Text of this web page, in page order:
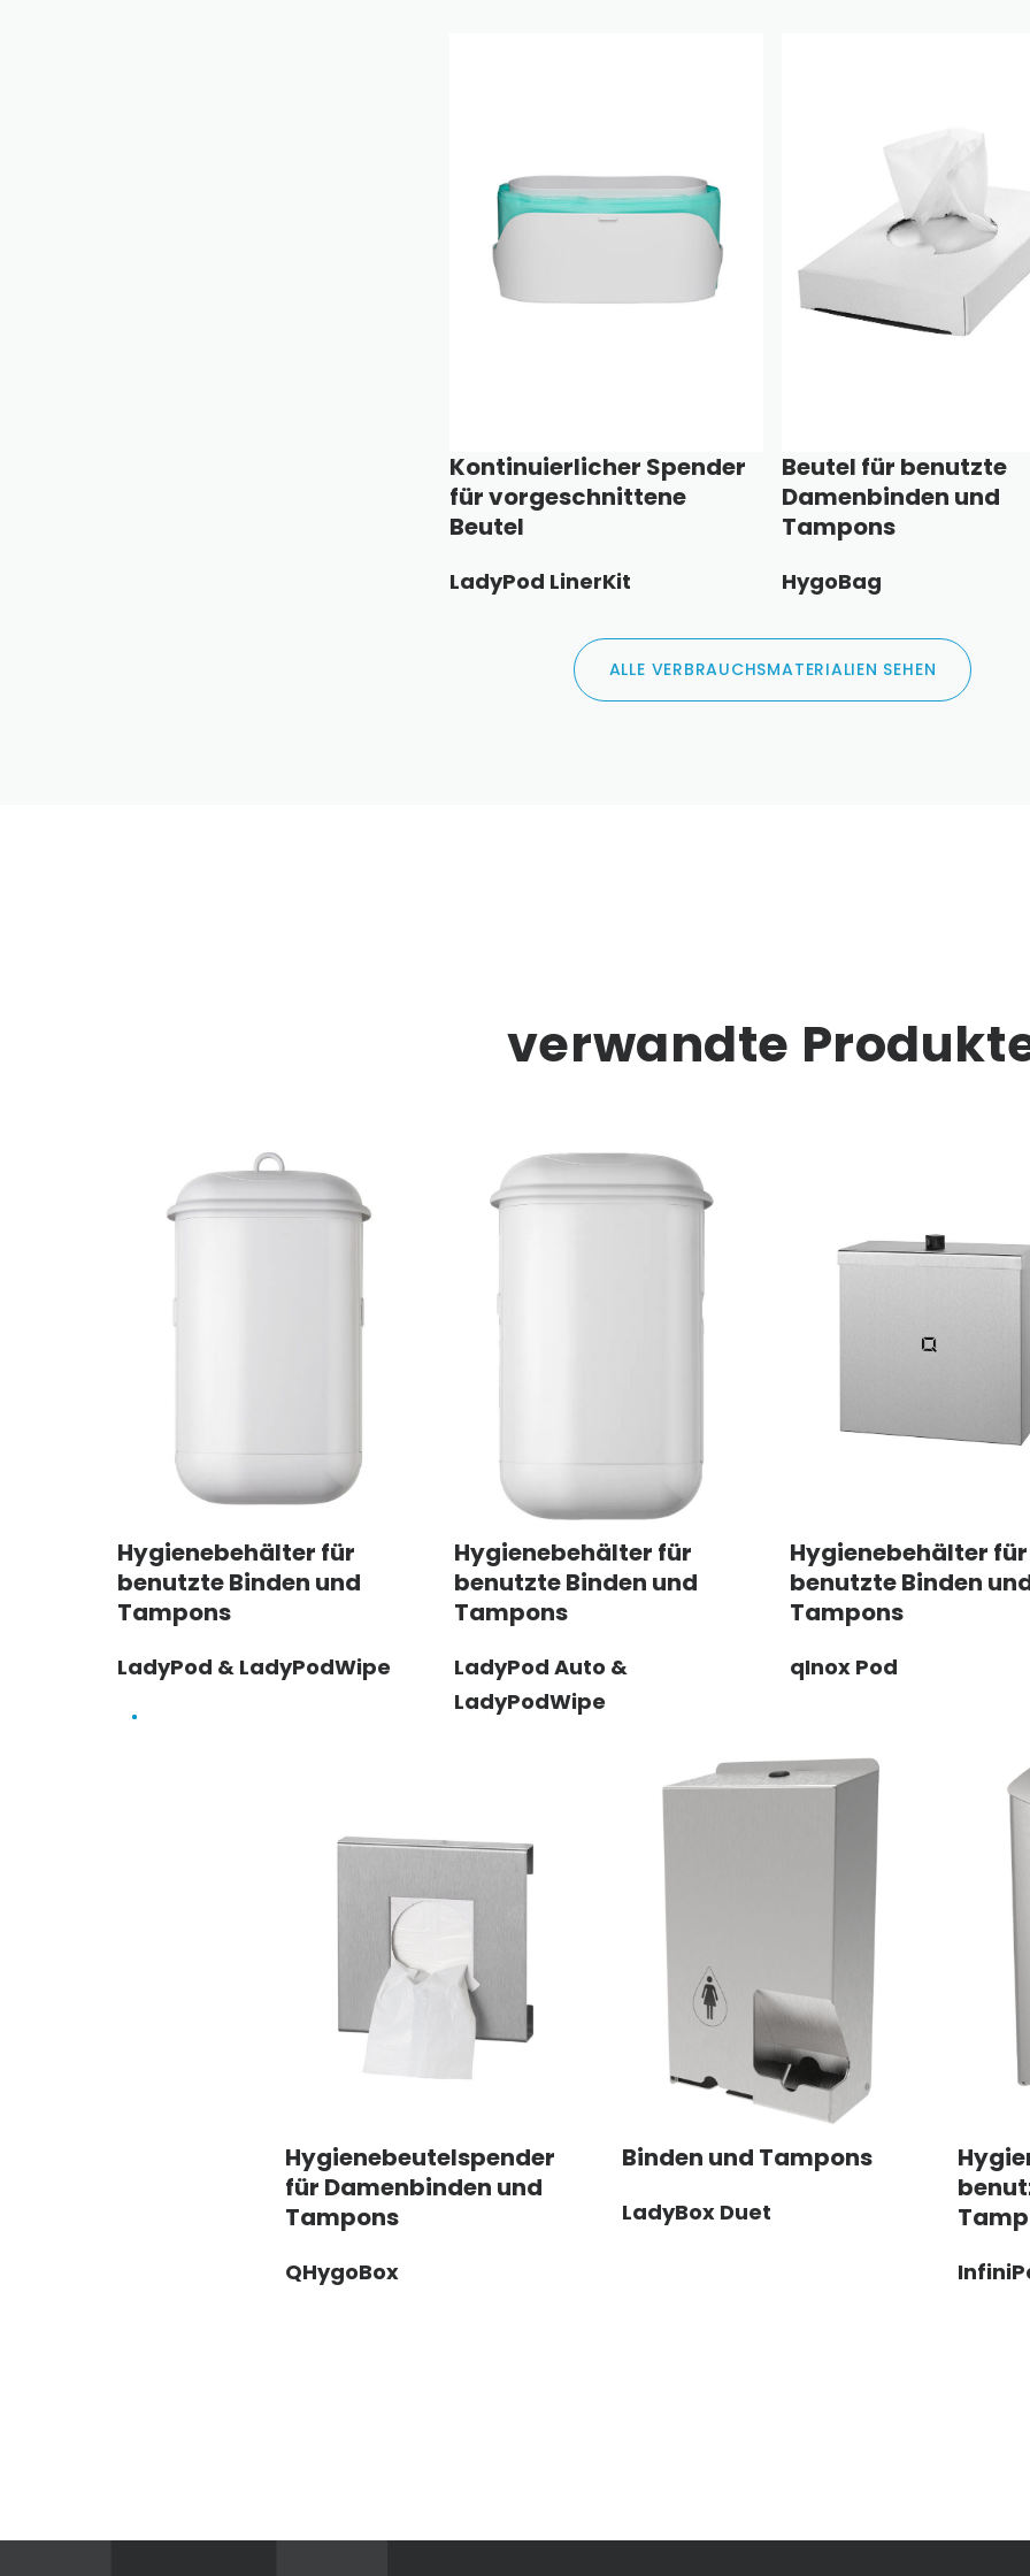
Kontinuierlicher Spender
für vorgeschnittene
Beutel
LadyPod LinerKit
Beutel für benutzte
Damenbinden und
Tampons
HygoBag
ALLE VERBRAUCHSMATERIALIEN SEHEN
verwandte
Hygienebehälter für
benutzte Binden und
Tampons
LadyPod & LadyPodWipe
Hygienebehälter für
benutzte Binden und
Tampons
LadyPod Auto &
LadyPodWipe
Hygienebehälter für
benutzte Binden
Tampons
qInox Pod
Hygienebeutelspender
für Damenbinden und
Tampons
QHygoBox
Binden und Tampons
LadyBox Duet